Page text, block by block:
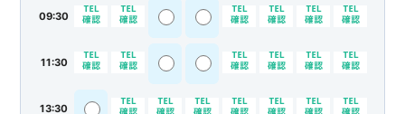
09:30
11:30
13:30